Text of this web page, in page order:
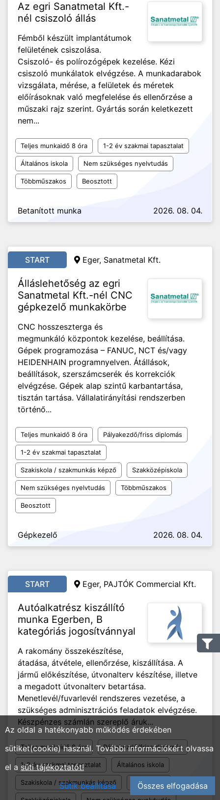
Az egri Sanatmetal Kft.-
nél csiszoló állás
Fémből készült implantátumok
felületének csiszolása.
Csiszoló- és polírozógépek kezelése. Kézi
csiszoló munkálatok elvégzése. A munkadarabok
vizsgálata, mérése, a felületek és méretek
előírásoknak való megfelelése és ellenőrzése a
műszaki rajz szerint. Gyártás során keletkezett
nem...
Teljes munkaidő 8 óra 1-2 év szakmai tapasztalat
Általános iskola Nem szükséges nyelvtudás
Többműszakos Beosztott
Betanított munka 2026. 08. 04.
START Eger, Sanatmetal Kft.
Álláslehetőség az egri
Sanatmetal Kft.-nél CNC
gépkezelő munkakörbe
CNC hosszeszterga és
megmunkáló központok kezelése, beállítása.
Gépek programozása – FANUC, NCT és/vagy
HEIDENHAIN programnyelven. Átállások,
beállítások, szerszámcserék és korrekciók
elvégzése. Gépek alap szintű karbantartása,
tisztán tartása. Vállalatirányítási rendszerben
történő...
Teljes munkaidő 8 óra Pályakezdő/friss diplomás
1-2 év szakmai tapasztalat
Szakiskola / szakmunkás képző Szakközépiskola
Nem szükséges nyelvtudás Többműszakos
Beosztott
Gépkezelő 2026. 08. 04.
START Eger, PAJTÓK Commercial Kft.
Autóalkatrész kiszállító
munka Egerben, B
kategóriás jogosítvánnyal
A rakomány összekészítése,
átadása, átvétele, ellenőrzése, kiszállítása. A
jármű előkészítése, útvonalterv készítése, illetve
a megadott útvonalterv betartása.
Menetlevél/fuvarlevél rendszeres vezetése, a
szükséges adminisztrációs feladatok elvégzése.
Készpénzes számlán szereplő áruk...
Teljes munkaidő 8 óra Pályakezdő/friss diplomás
1-2 év szakmai tapasztalat Általános iskola
Szakiskola / szakmunkás képző Gimnázium
Az oldal a hatékonyabb működés érdekében
sütiket(cookie) használ. További információkért olvassa
el a süti tájékoztatót!
Sütik beállítása
Összes elfogadása